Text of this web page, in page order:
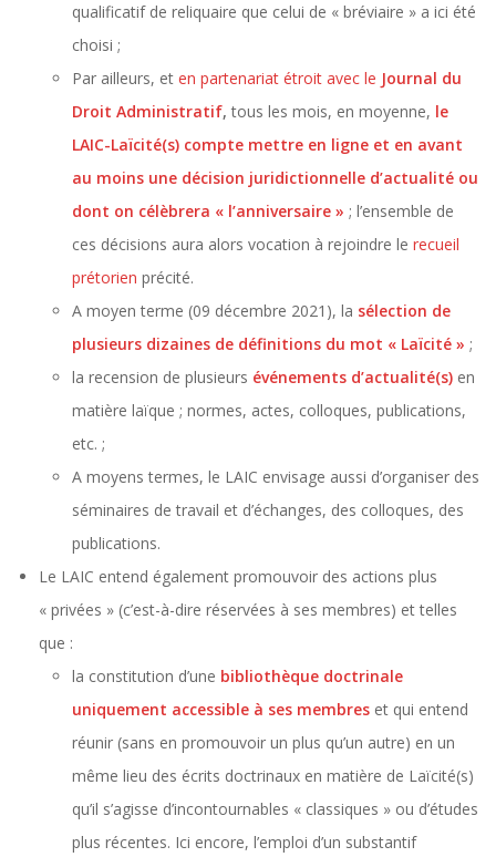
qualificatif de reliquaire que celui de « bréviaire » a ici été
choisi ;
Par ailleurs, et en partenariat étroit avec le Journal du
Droit Administratif, tous les mois, en moyenne, le
LAIC-Laïcité(s) compte mettre en ligne et en avant
au moins une décision juridictionnelle d’actualité ou
dont on célèbrera « l’anniversaire » ; l’ensemble de
ces décisions aura alors vocation à rejoindre le recueil
prétorien précité.
A moyen terme (09 décembre 2021), la sélection de
plusieurs dizaines de définitions du mot « Laïcité » ;
la recension de plusieurs événements d’actualité(s) en
matière laïque ; normes, actes, colloques, publications,
etc. ;
A moyens termes, le LAIC envisage aussi d’organiser des
séminaires de travail et d’échanges, des colloques, des
publications.
Le LAIC entend également promouvoir des actions plus
« privées » (c’est-à-dire réservées à ses membres) et telles
que :
la constitution d’une bibliothèque doctrinale
uniquement accessible à ses membres et qui entend
réunir (sans en promouvoir un plus qu’un autre) en un
même lieu des écrits doctrinaux en matière de Laïcité(s)
qu’il s’agisse d’incontournables « classiques » ou d’études
plus récentes. Ici encore, l’emploi d’un substantif